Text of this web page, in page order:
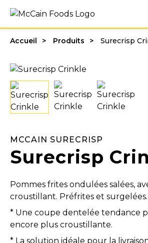
Accueil Produits Surecrisp
MCCAIN SURECRISP
Surecrisp
Pommes frites ondulées salées,
croustillant. Préfrites et surgelées.
* Une coupe dentelée tendance
encore plus croustillante.
* La solution idéale pour la